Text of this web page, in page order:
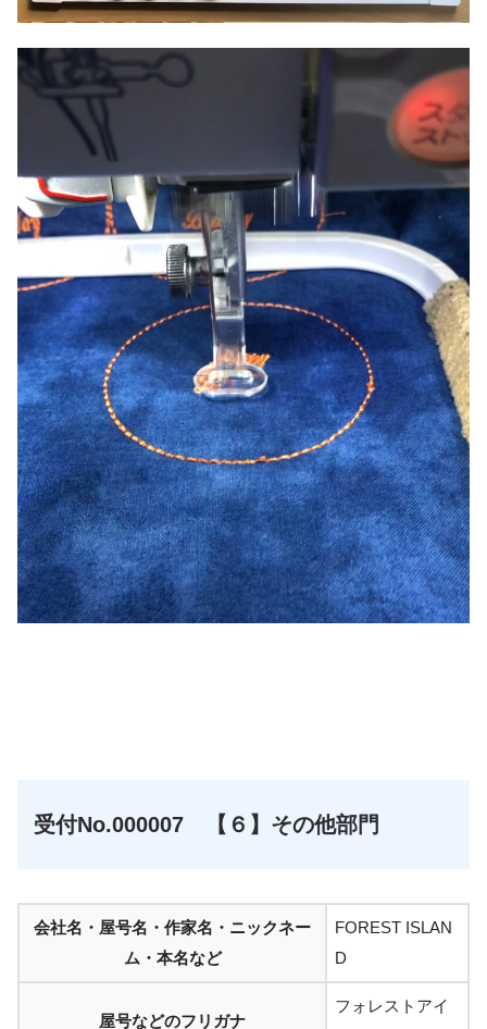
受付No.000007 【６】その他部門
会社名・屋号名・作家名・ニックネー
ム・本名など
FOREST ISLAN
D
屋号などのフリガナ
フォレストアイ